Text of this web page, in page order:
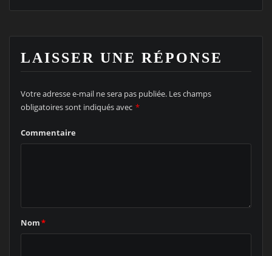
LAISSER UNE RÉPONSE
Votre adresse e-mail ne sera pas publiée. Les champs
obligatoires sont indiqués avec *
Commentaire
Nom*